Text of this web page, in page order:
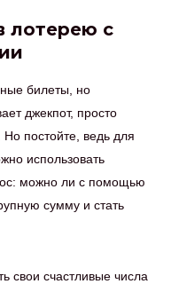
лотерею с
билеты, но
джекпот, просто
Но постойте, ведь для
использовать
можно ли с помощью
сумму и стать
свои счастливые числа